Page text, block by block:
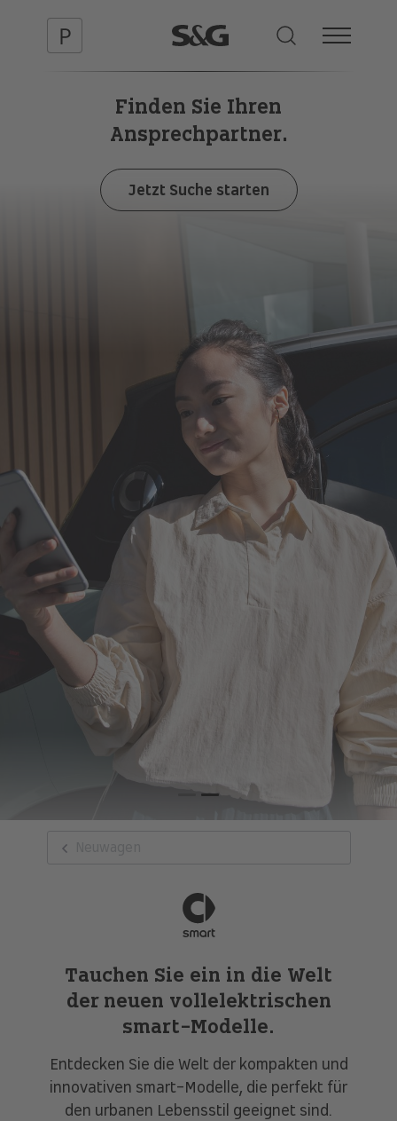
Finden Sie Ihren
Ansprechpartner.
Jetzt Suche starten
Tauchen Sie ein in die Welt
der neuen vollelektrischen
smart-Modelle.
Entdecken Sie die Welt der kompakten und
innovativen smart-Modelle, die perfekt für
den urbanen Lebensstil geeignet sind.